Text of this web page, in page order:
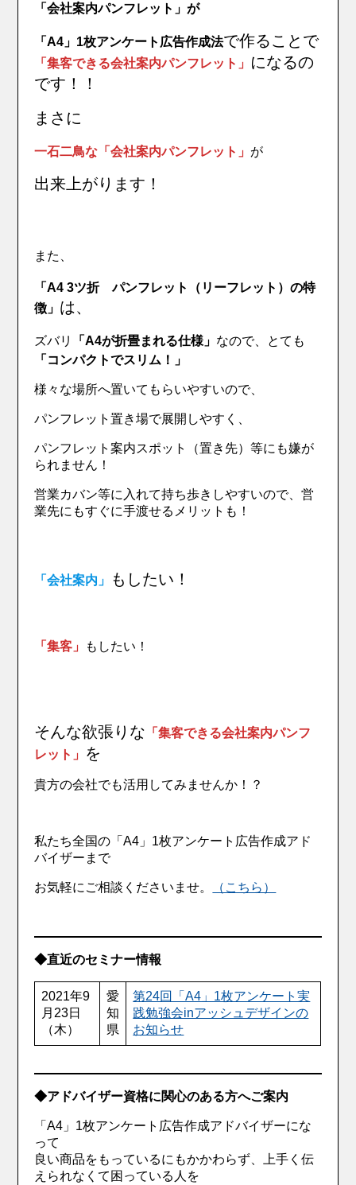
「会社案内パンフレット」が
「A4」1枚アンケート広告作成法で作ることで
「集客できる会社案内パンフレット」 になるの
です！！
まさに
一石二鳥な「会社案内パンフレット」 が
出来上がります！
また、
「A4 3ツ折 パンフレット（リーフレット）の特
徴」 は、
ズバリ 「A4が折畳まれる仕様」 なので、とても
「コンパクトでスリム！」
様々な場所へ置いてもらいやすいので、
パンフレット置き場で展開しやすく、
パンフレット案内スポット（置き先）等にも嫌が
られません！
営業カバン等に入れて持ち歩きしやすいので、営
業先にもすぐに手渡せるメリットも！
「会社案内」 もしたい！
「集客」 もしたい！
そんな欲張りな 「集客できる会社案内パンフ
レット」 を
貴方の会社でも活用してみませんか！？
私たち全国の「A4」1枚アンケート広告作成アド
バイザーまで
お気軽にご相談くださいませ。 （こちら）
◆直近のセミナー情報
2021年9
月23日
（木）
愛
知
県
第24回「A4」1枚アンケート実
践勉強会inアッシュデザインの
お知らせ
◆アドバイザー資格に関心のある方へご案内
「A4」1枚アンケート広告作成アドバイザーにな
って
良い商品をもっているにもかかわらず、上手く伝
えられなくて困っている人を